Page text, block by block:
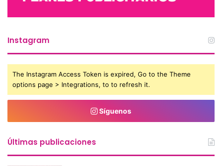
Instagram
The Instagram Access Token is expired, Go to the Theme
options page > Integrations, to to refresh it.
Síguenos
Últimas publicaciones